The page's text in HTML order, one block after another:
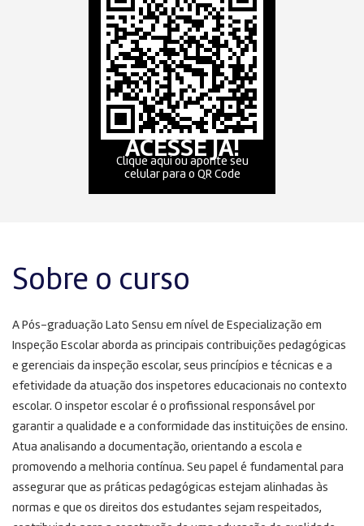
Sobre o curso
A Pós-graduação Lato Sensu em nível de Especialização em
Inspeção Escolar aborda as principais contribuições pedagógicas
e gerenciais da inspeção escolar, seus princípios e técnicas e a
efetividade da atuação dos inspetores educacionais no contexto
escolar. O inspetor escolar é o profissional responsável por
garantir a qualidade e a conformidade das instituições de ensino.
Atua analisando a documentação, orientando a escola e
promovendo a melhoria contínua. Seu papel é fundamental para
assegurar que as práticas pedagógicas estejam alinhadas às
normas e que os direitos dos estudantes sejam respeitados,
ACESSE JÁ!
Clique aqui ou aponte seu
celular para o QR Code